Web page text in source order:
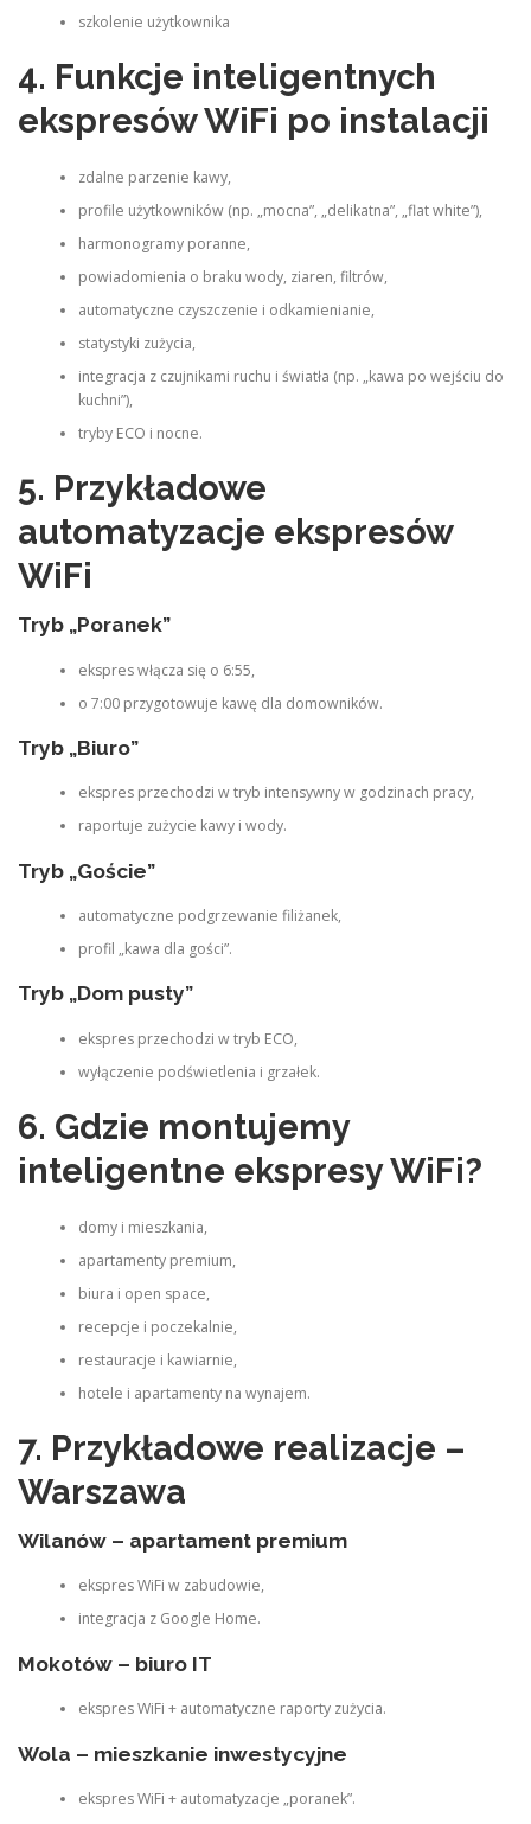
szkolenie użytkownika
4. Funkcje inteligentnych
ekspresów WiFi po instalacji
zdalne parzenie kawy,
profile użytkowników (np. „mocna”, „delikatna”, „flat white”),
harmonogramy poranne,
powiadomienia o braku wody, ziaren, filtrów,
automatyczne czyszczenie i odkamienianie,
statystyki zużycia,
integracja z czujnikami ruchu i światła (np. „kawa po wejściu do
kuchni”),
tryby ECO i nocne.
5. Przykładowe
automatyzacje ekspresów
WiFi
Tryb „Poranek”
ekspres włącza się o 6:55,
o 7:00 przygotowuje kawę dla domowników.
Tryb „Biuro”
ekspres przechodzi w tryb intensywny w godzinach pracy,
raportuje zużycie kawy i wody.
Tryb „Goście”
automatyczne podgrzewanie filiżanek,
profil „kawa dla gości”.
Tryb „Dom pusty”
ekspres przechodzi w tryb ECO,
wyłączenie podświetlenia i grzałek.
6. Gdzie montujemy
inteligentne ekspresy WiFi?
domy i mieszkania,
apartamenty premium,
biura i open space,
recepcje i poczekalnie,
restauracje i kawiarnie,
hotele i apartamenty na wynajem.
7. Przykładowe realizacje –
Warszawa
Wilanów – apartament premium
ekspres WiFi w zabudowie,
integracja z Google Home.
Mokotów – biuro IT
ekspres WiFi + automatyczne raporty zużycia.
Wola – mieszkanie inwestycyjne
ekspres WiFi + automatyzacje „poranek”.